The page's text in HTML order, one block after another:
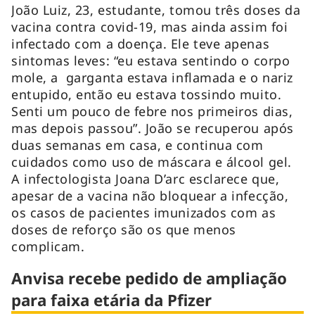
João Luiz, 23, estudante, tomou três doses da
vacina contra covid-19, mas ainda assim foi
infectado com a doença. Ele teve apenas
sintomas leves: “eu estava sentindo o corpo
mole, a garganta estava inflamada e o nariz
entupido, então eu estava tossindo muito.
Senti um pouco de febre nos primeiros dias,
mas depois passou”. João se recuperou após
duas semanas em casa, e continua com
cuidados como uso de máscara e álcool gel.
A infectologista Joana D’arc esclarece que,
apesar de a vacina não bloquear a infecção,
os casos de pacientes imunizados com as
doses de reforço são os que menos
complicam.
Anvisa recebe pedido de ampliação
para faixa etária da Pfizer